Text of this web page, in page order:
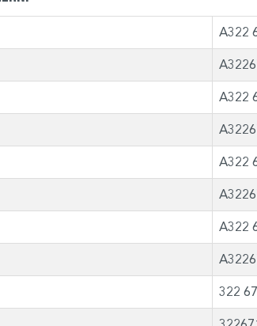
A322
A322
A322
A322
322